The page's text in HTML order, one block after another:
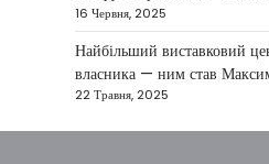
США не
удару по
переговорів
16 Червня, 2025
Найбільший виставковий
власника — ним став
22 Травня, 2025